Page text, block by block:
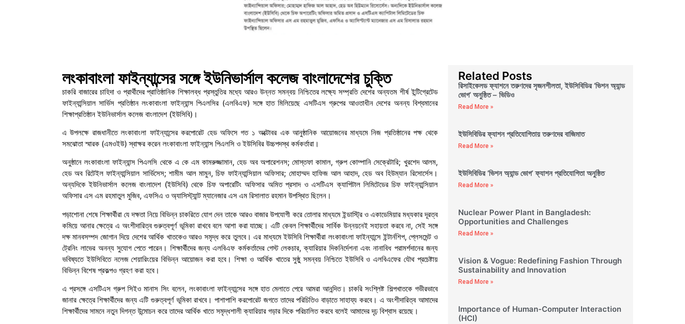
লংকাবাংলা ফাইন্যান্সের সঙ্গে ইউনিভার্সাল কলেজ বাংলাদেশের চুক্তি
চাকরি বাজারের চাহিদা ও প্রার্থীদের প্রাতিষ্ঠানিক শিক্ষালব্ধ প্রস্তুতির মধ্যে আরও উন্নত সমন্বয় নিশ্চিতের লক্ষ্যে সম্প্রতি দেশের অন্যতম শীর্ষ ইন্টিগ্রেটেড
ফাইন্যান্সিয়াল সার্ভিস প্রতিষ্ঠান লংকাবাংলা ফাইন্যান্স পিএলসির (এলবিএফ) সঙ্গে হাত মিলিয়েছে এসটিএস গ্রুপের আওতাধীন দেশের অনন্য বিশ্বমানের
শিক্ষাপ্রতিষ্ঠান ইউনিভার্সাল কলেজ বাংলাদেশ (ইউসিবি)।
এ উপলক্ষে রাজধানীতে লংকাবাংলা ফাইন্যান্সের করপোরেট হেড অফিসে গত ১ অক্টোবর এক আনুষ্ঠানিক আয়োজনের মাধ্যমে নিজ প্রতিষ্ঠানের পক্ষ থেকে
সমঝোতা স্মারক (এমওইউ) স্বাক্ষর করেন লংকাবাংলা ফাইন্যান্স পিএলসি ও ইউসিবির উচ্চপদস্থ কর্মকর্তারা।
অনুষ্ঠানে লংকাবাংলা ফাইন্যান্স পিএলসি থেকে এ কে এম কামরুজ্জামান, হেড অব অপারেশনস; মোস্তফা কামাল, গ্রুপ কোম্পানি সেক্রেটারি; খুরশেদ আলম,
হেড অব রিটেইল ফাইন্যান্সিয়াল সার্ভিসেস; শামীম আল মামুন, চিফ ফাইন্যান্সিয়াল অফিসার; মোহাম্মদ হাফিজ আল আহাদ, হেড অব হিউম্যান রিসোর্সেস।
অন্যদিকে ইউনিভার্সাল কলেজ বাংলাদেশ (ইউসিবি) থেকে চিফ অপারেটিং অফিসার অমিত প্রসাদ ও এসটিএস ক্যাপিটাল লিমিটেডের চিফ ফাইন্যান্সিয়াল
অফিসার এস এম রহমাতুল মুজিব, এফসিএ ও অ্যাসিস্ট্যান্ট ম্যানেজার এস এম রিসালাত রহমান উপস্থিত ছিলেন।
পড়াশোনা শেষে শিক্ষার্থীরা যে দক্ষতা নিয়ে বিভিন্ন চাকরিতে যোগ দেন তাকে আরও বাজার উপযোগী করে তোলার মাধ্যমে ইন্ডাস্ট্রি ও একাডেমিয়ার মধ্যকার দূরত্ব
কমিয়ে আনার ক্ষেত্রে এ অংশীদারিত্ব গুরুত্বপূর্ণ ভূমিকা রাখবে বলে আশা করা যাচ্ছে। এটি কেবল শিক্ষার্থীদের সার্বিক উন্নয়নেই সহায়তা করবে না, সেই সঙ্গে
দক্ষ মানবসম্পদ জোগান দিয়ে দেশের আর্থিক খাতকেও আরও সমৃদ্ধ করে তুলবে। এর মাধ্যমে ইউসিবি শিক্ষার্থীরা লংকাবাংলা ফাইন্যান্সে ইন্টার্নশিপ, প্লেসমেন্ট ও
ট্রেনিং লাভের অনন্য সুযোগ পেতে পারেন। শিক্ষার্থীদের জন্য এলবিএফ কর্মকর্তাদের গেস্ট লেকচার, ক্যারিয়ার দিকনির্দেশনা এবং নানাবিধ পরামর্শদানের জন্য
ভবিষ্যতে ইউসিবিতে নলেজ শেয়ারিংয়ের বিভিন্ন আয়োজন করা হবে। শিক্ষা ও আর্থিক খাতের সুষ্ঠু সমন্বয় নিশ্চিতে ইউসিবি ও এলবিএফের যৌথ প্রচেষ্টায়
বিভিন্ন বিশেষ প্রকল্পও গ্রহণ করা হবে।
এ প্রসঙ্গে এসটিএস গ্রুপ সিইও মানাস সিং বলেন, লংকাবাংলা ফাইন্যান্সের সঙ্গে হাত মেলাতে পেরে আমরা আনন্দিত। চাকরি সংশ্লিষ্ট শিল্পখাতকে গভীরভাবে
জানার ক্ষেত্রে শিক্ষার্থীদের জন্য এটি গুরুত্বপূর্ণ ভূমিকা রাখবে। পাশাপাশি করপোরেট জগতে তাদের পরিচিতিও বাড়াতে সাহায্য করবে। এ অংশীদারিত্ব আমাদের
শিক্ষার্থীদের সামনে নতুন দিগন্ত উন্মোচন করে তাদের আর্থিক খাতে সমৃদ্ধশালী ক্যারিয়ার গড়ার দিকে পরিচালিত করবে বলেই আমাদের দৃঢ় বিশ্বাস রয়েছে।
Related Posts
রিসাইকেলড ফ্যাশনে তরুণদের সৃজনশীলতা, ইউসিবিডির ‘ভিশন অ্যান্ড
ভোগ’ অনুষ্ঠিত – ভিডিও
Read More »
ইউসিবিডির ফ্যাশন প্রতিযোগিতায় তরুণদের বাজিমাত
Read More »
ইউসিবিডির ‘ভিশন অ্যান্ড ভোগ’ ফ্যাশন প্রতিযোগিতা অনুষ্ঠিত
Read More »
Nuclear Power Plant in Bangladesh:
Opportunities and Challenges
Read More »
Vision & Vogue: Redefining Fashion Through
Sustainability and Innovation
Read More »
Importance of Human-Computer Interaction
(HCI)